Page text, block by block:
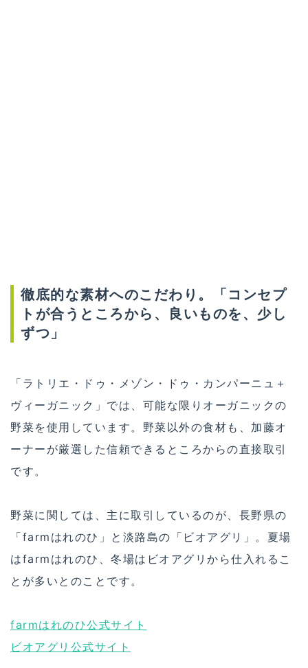
徹底的な素材へのこだわり。「コンセプ
トが合うところから、良いものを、少し
ずつ」
「ラトリエ・ドゥ・メゾン・ドゥ・カンパーニュ＋
ヴィーガニック」では、可能な限りオーガニックの
野菜を使用しています。野菜以外の食材も、加藤オ
ーナーが厳選した信頼できるところからの直接取引
です。
野菜に関しては、主に取引しているのが、長野県の
「farmはれのひ」と淡路島の「ビオアグリ」。夏場
はfarmはれのひ、冬場はビオアグリから仕入れるこ
とが多いとのことです。
farmはれのひ公式サイト
ビオアグリ公式サイト